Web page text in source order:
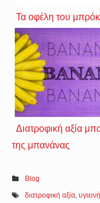
Τα οφέλη του
Διατροφική αξία
της μπανάνας
Blog
διατροφική αξία ,